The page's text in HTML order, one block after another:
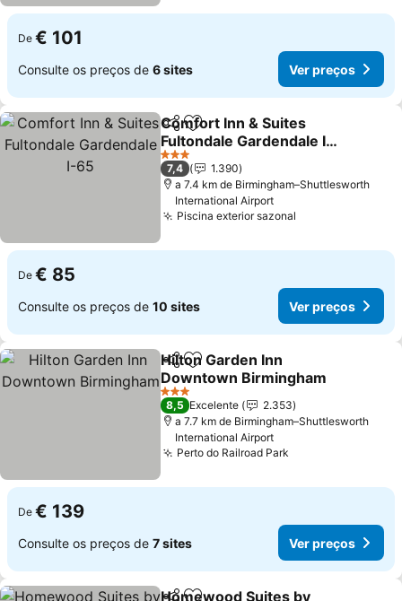
De € 101
Consulte os preços de 6 sites Ver preços
PartilharAdicionar aos favoritos
Comfort Inn & Suites
Fultondale Gardendale I-
65
Ver preços
3 Estrelas
7,4
1.390
a 7.4 km de Birmingham–Shuttlesworth
International Airport
Piscina exterior sazonal
De € 85
Consulte os preços de 10 sites Ver preços
PartilharAdicionar aos favoritos
Hilton Garden Inn
Downtown Birmingham
Ver preços
3 Estrelas
8,5 Excelente
2.353
a 7.7 km de Birmingham–Shuttlesworth
International Airport
Perto do Railroad Park
De € 139
Consulte os preços de 7 sites Ver preços
Homewood Suites by